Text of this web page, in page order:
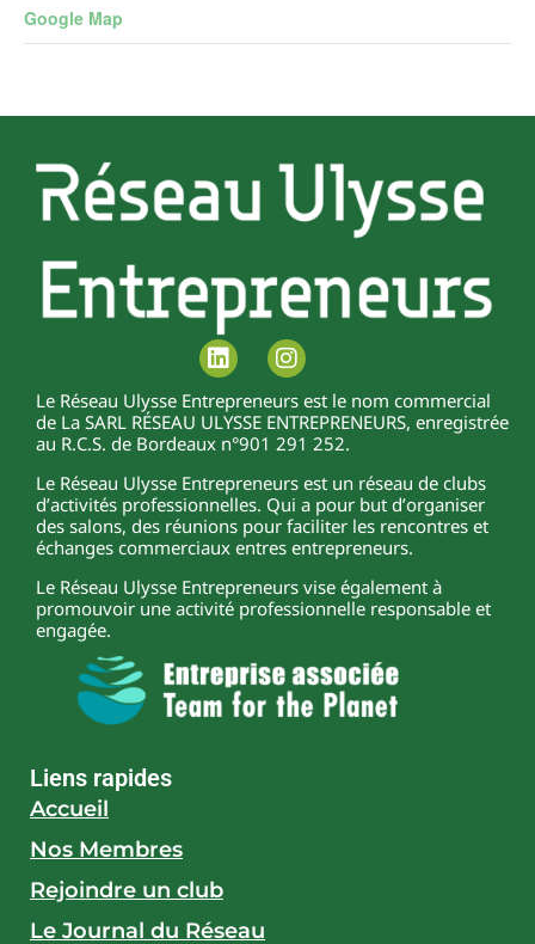
Google Map
Le Réseau Ulysse Entrepreneurs est le nom commercial
de La SARL RÉSEAU ULYSSE ENTREPRENEURS, enregistrée
au R.C.S. de Bordeaux n°901 291 252.
Le Réseau Ulysse Entrepreneurs est un réseau de clubs
d’activités professionnelles. Qui a pour but d’organiser
des salons, des réunions pour faciliter les rencontres et
échanges commerciaux entres entrepreneurs.
Le Réseau Ulysse Entrepreneurs vise également à
promouvoir une activité professionnelle responsable et
engagée.
Liens rapides
Accueil
Nos Membres
Rejoindre un club
Le Journal du Réseau